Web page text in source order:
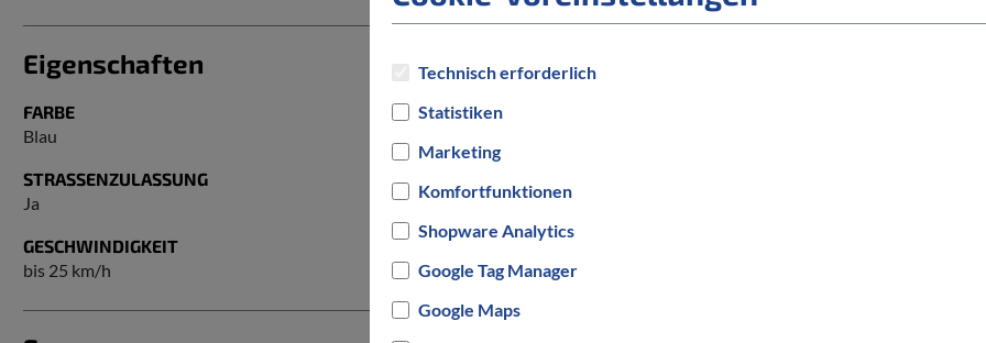
Eigenschaften
FARBE
Blau
STRASSENZULASSUNG
Ja
Bosch
GESCHWINDIGKEIT
bis 25 km/h
BELEUCHTUNG
mit Beleuchtung
Technisch erforderlich
Statistiken
Marketing
Komfortfunktionen
Shopware Analytics
Google Tag Manager
Google Maps